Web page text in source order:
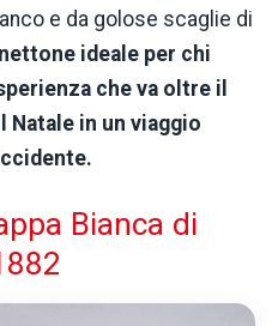
e da golose scaglie di
ideale per chi
che va oltre il
in un viaggio
Bianca di